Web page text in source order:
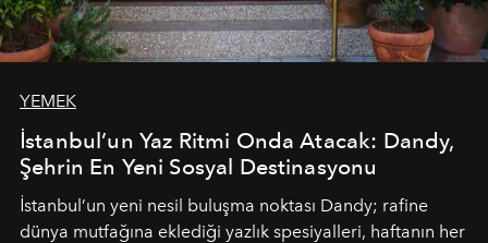
YEMEK
İstanbul’un Yaz Ritmi Onda Atacak: Dandy,
Şehrin En Yeni Sosyal Destinasyonu
İstanbul’un yeni nesil buluşma noktası Dandy; rafine
dünya mutfağına eklediği yazlık spesiyalleri, haftanın her